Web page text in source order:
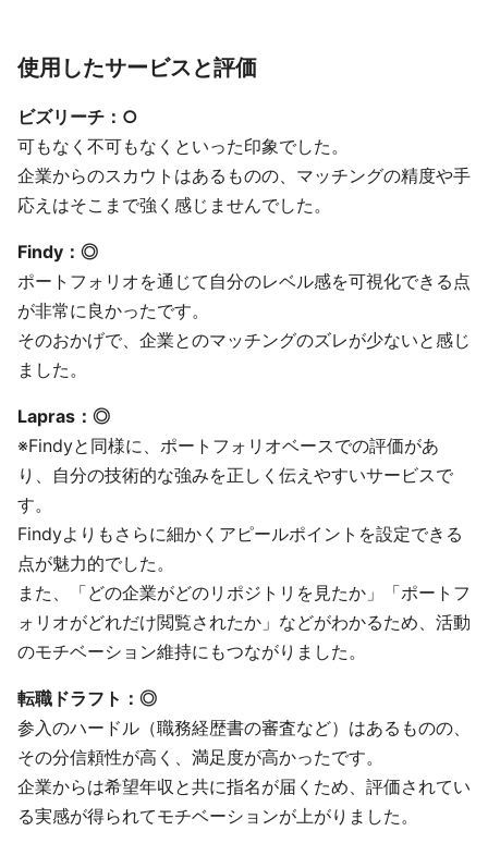
使用したサービスと評価
ビズリーチ：○
可もなく不可もなくといった印象でした。
企業からのスカウトはあるものの、マッチングの精度や手
応えはそこまで強く感じませんでした。
Findy：◎
ポートフォリオを通じて自分のレベル感を可視化できる点
が非常に良かったです。
そのおかげで、企業とのマッチングのズレが少ないと感じ
ました。
Lapras：◎
※Findyと同様に、ポートフォリオベースでの評価があ
り、自分の技術的な強みを正しく伝えやすいサービスで
す。
Findyよりもさらに細かくアピールポイントを設定できる
点が魅力的でした。
また、「どの企業がどのリポジトリを見たか」「ポートフ
ォリオがどれだけ閲覧されたか」などがわかるため、活動
のモチベーション維持にもつながりました。
転職ドラフト：◎
参入のハードル（職務経歴書の審査など）はあるものの、
その分信頼性が高く、満足度が高かったです。
企業からは希望年収と共に指名が届くため、評価されてい
る実感が得られてモチベーションが上がりました。